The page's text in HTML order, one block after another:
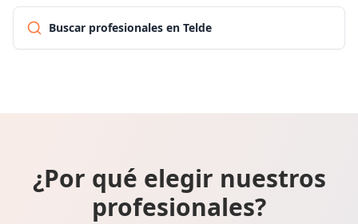
Buscar profesionales en Telde
¿Por qué elegir nuestros
profesionales?